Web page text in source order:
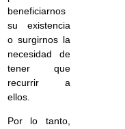
beneficiarnos
su existencia
o surgirnos la
necesidad de
tener que
recurrir a
ellos.
Por lo tanto,